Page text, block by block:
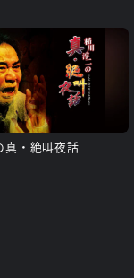
真・絶叫夜話